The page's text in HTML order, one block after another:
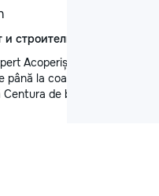
строительство
Acoperiș – calitate de la
până la coamă! Lucrare
de beton : •